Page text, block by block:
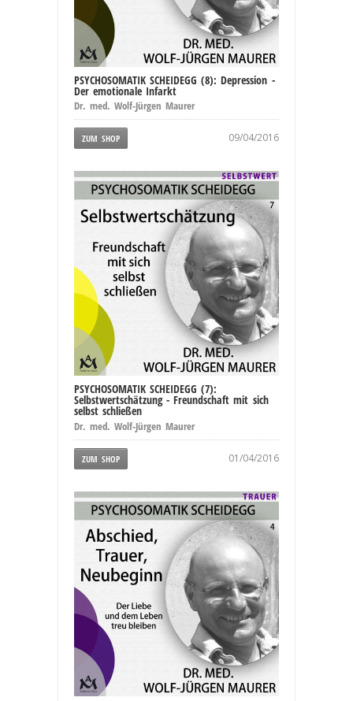
PSYCHOSOMATIK SCHEIDEGG (8): Depression -
Der emotionale Infarkt
Dr. med. Wolf-Jürgen Maurer
ZUM SHOP 09/04/2016
PSYCHOSOMATIK SCHEIDEGG (7):
Selbstwertschätzung - Freundschaft mit sich
selbst schließen
Dr. med. Wolf-Jürgen Maurer
ZUM SHOP 01/04/2016